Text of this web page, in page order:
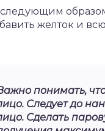
желток и
понимать,
Следует до
Сделать